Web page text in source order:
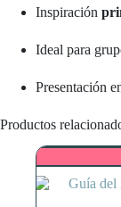
Inspiración
Ideal para
Presentación
Productos